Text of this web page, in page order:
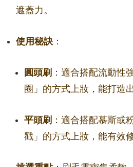
遮蓋力。
使用秘訣 ：
圓頭刷 ：適合搭配流動性
圈」的方式上妝，能打造
平頭刷 ：適合搭配慕斯或
戳」的方式上妝，能有效